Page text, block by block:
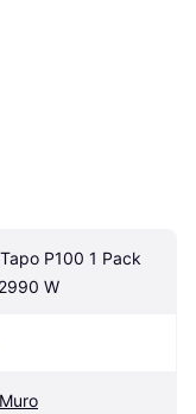
P100 1 Pack
W